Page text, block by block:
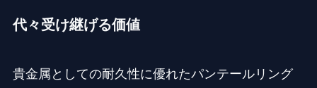
代々受け継げる価値
貴金属としての耐久性に優れたパンテールリング